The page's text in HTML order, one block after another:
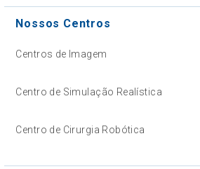
Nossos Centros
Centros de Imagem
Centro de Simulação Realística
Centro de Cirurgia Robótica